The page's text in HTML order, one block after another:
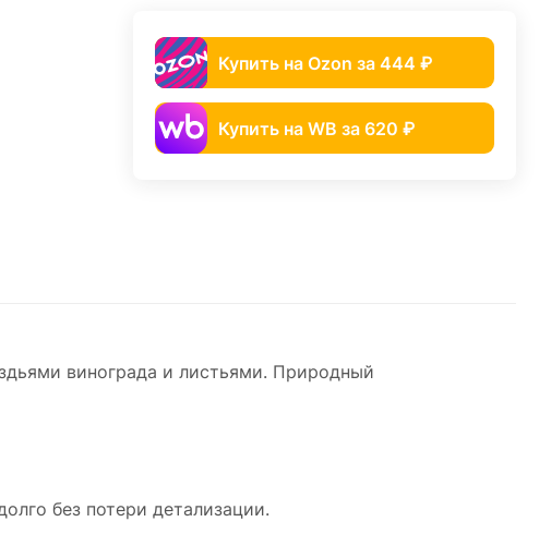
Купить на Ozon за 444 ₽
Купить на WB за 620 ₽
винограда и листьями. Природный
без потери детализации.